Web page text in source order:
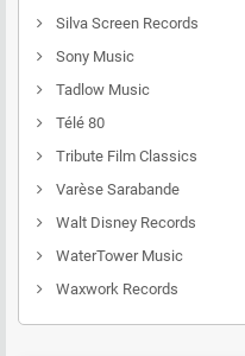
Silva Screen Records
Sony Music
Tadlow Music
Télé 80
Tribute Film Classics
Varèse Sarabande
Walt Disney Records
WaterTower Music
Waxwork Records